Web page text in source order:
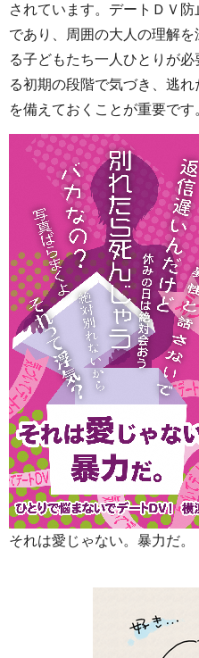
されています。デートＤＶ
であり、周囲の大人の理解
る子どもたち一人ひとりが
る初期の段階で気づき、逃
を備えておくことが重要です
それは愛じゃない。暴力だ。